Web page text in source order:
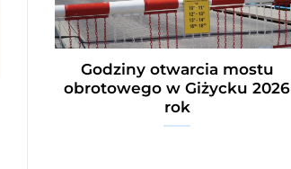
Godziny otwarcia mostu
obrotowego w Giżycku 2026
rok